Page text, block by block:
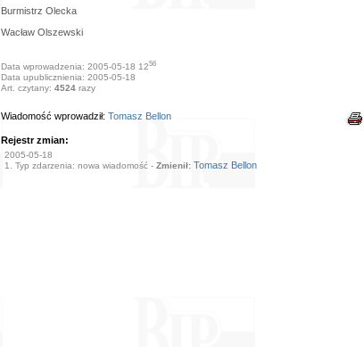
Burmistrz Olecka
Wacław Olszewski
Data wprowadzenia: 2005-05-18 1256
Data upublicznienia: 2005-05-18
Art. czytany: 4524razy
Wiadomość wprowadził: Tomasz Bellon
Rejestr zmian:
2005-05-18
1. Typ zdarzenia: nowa wiadomość - Zmienił: Tomasz Bellon